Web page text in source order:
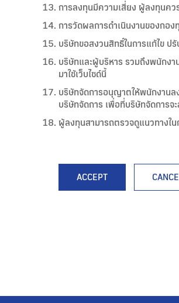
การลงทุนมีความเสี่ยง ผู้ลงทุนค
การวัดผลการดำเนินงานของกอ
บริษัทขอสงวนสิทธิ์ในการแก้ไข ป
บริษัทและผู้บริหาร รวมถึงพนักงา
มาใช้เว็บไซด์นี้
บริษัทจัดการอนุญาตให้พนักงานล
บริษัทจัดการ เพื่อที่บริษัทจัดการจ
ผู้ลงทุนสามารถตรวจดูแนวทางใ
ACCEPT